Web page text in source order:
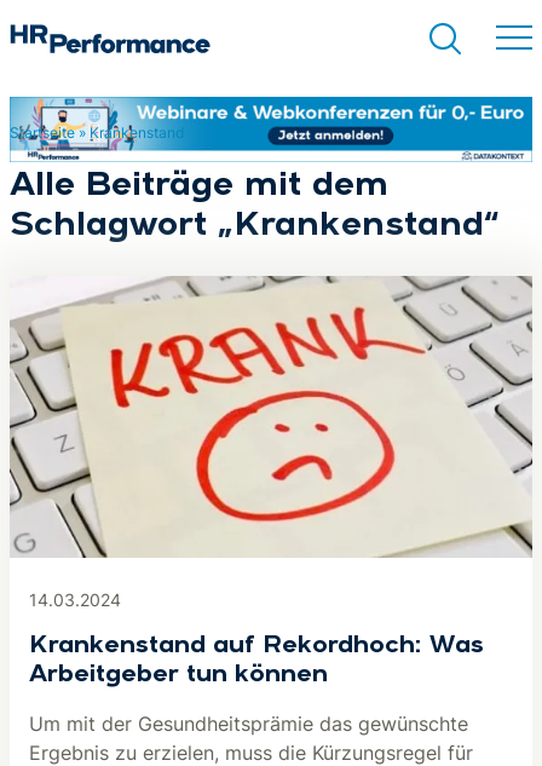
Suchen
Startseite» Krankenstand
Alle Beiträge mit dem
Schlagwort „Krankenstand“
14.03.2024
Krankenstand auf Rekordhoch: Was
Arbeitgeber tun können
Um mit der Gesundheitsprämie das gewünschte
Ergebnis zu erzielen, muss die Kürzungsregel für